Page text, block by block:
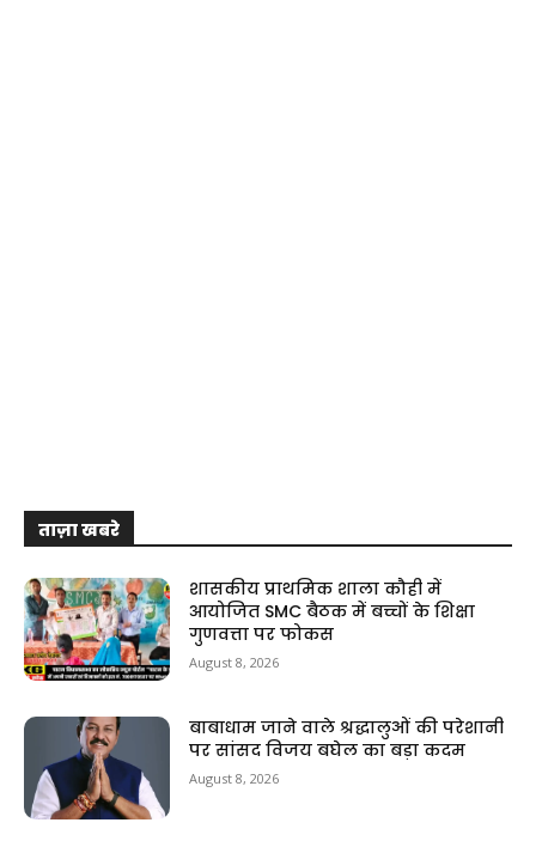
ताज़ा खबरे
शासकीय प्राथमिक शाला कौही में
आयोजित SMC बैठक में बच्चों के शिक्षा
गुणवत्ता पर फोकस
August 8, 2026
बाबाधाम जाने वाले श्रद्धालुओं की परेशानी
पर सांसद विजय बघेल का बड़ा कदम
August 8, 2026